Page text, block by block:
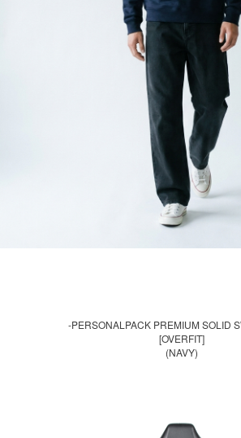
-PERSONALPACK PREMIUM SOLID
[OVERFIT]
(NAVY)